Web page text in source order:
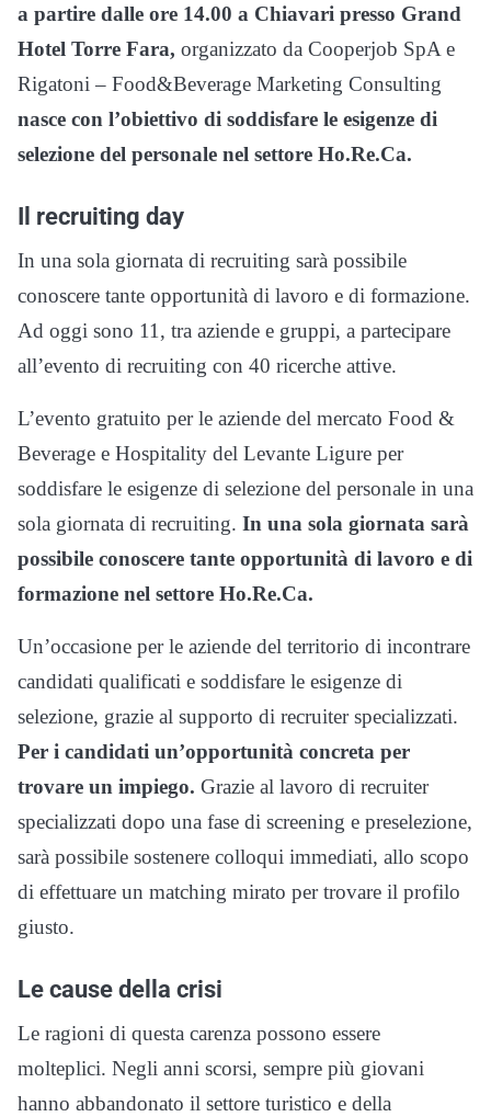
a partire dalle ore 14.00 a Chiavari presso Grand
Hotel Torre Fara, organizzato da Cooperjob SpA e
Rigatoni – Food&Beverage Marketing Consulting
nasce con l’obiettivo di soddisfare le esigenze di
selezione del personale nel settore Ho.Re.Ca.
Il recruiting day
In una sola giornata di recruiting sarà possibile
conoscere tante opportunità di lavoro e di formazione.
Ad oggi sono 11, tra aziende e gruppi, a partecipare
all’evento di recruiting con 40 ricerche attive.
L’evento gratuito per le aziende del mercato Food &
Beverage e Hospitality del Levante Ligure per
soddisfare le esigenze di selezione del personale in una
sola giornata di recruiting. In una sola giornata sarà
possibile conoscere tante opportunità di lavoro e di
formazione nel settore Ho.Re.Ca.
Un’occasione per le aziende del territorio di incontrare
candidati qualificati e soddisfare le esigenze di
selezione, grazie al supporto di recruiter specializzati.
Per i candidati un’opportunità concreta per
trovare un impiego. Grazie al lavoro di recruiter
specializzati dopo una fase di screening e preselezione,
sarà possibile sostenere colloqui immediati, allo scopo
di effettuare un matching mirato per trovare il profilo
giusto.
Le cause della crisi
Le ragioni di questa carenza possono essere
molteplici. Negli anni scorsi, sempre più giovani
hanno abbandonato il settore turistico e della